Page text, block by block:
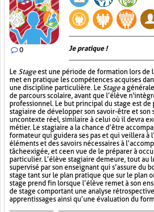
0 Je pratique !
Le Stageest une période de formation lors de
met en pratique les compétences acquises
une discipline particulière. Le Stagea
de parcours scolaire, avant que l’élève
professionnel. Le but principal du stage est de
stagiaire de développer son savoir-être et son
un contexte réel, similaire à celui où il devra
métier. Le stagiaire a la chance d’être
formateur qui guidera ses pas et qui veillera à
éléments et des savoirs nécessaires à
tâche exigée, et ce en vue de le préparer à
particulier. L’élève stagiaire demeure, tout au
supervisé par son enseignant qui s’assure du
stage tant sur le plan pratique que sur le plan
stage prend fin lorsque l’élève remet à son
de stage comportant une analyse
apprentissages ainsi qu’une évaluation du